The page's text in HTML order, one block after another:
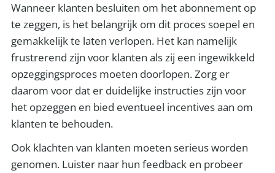
Wanneer klanten besluiten om het abonnement op
te zeggen, is het belangrijk om dit proces soepel en
gemakkelijk te laten verlopen. Het kan namelijk
frustrerend zijn voor klanten als zij een ingewikkeld
opzeggingsproces moeten doorlopen. Zorg er
daarom voor dat er duidelijke instructies zijn voor
het opzeggen en bied eventueel incentives aan om
klanten te behouden.
Ook klachten van klanten moeten serieus worden
genomen. Luister naar hun feedback en probeer